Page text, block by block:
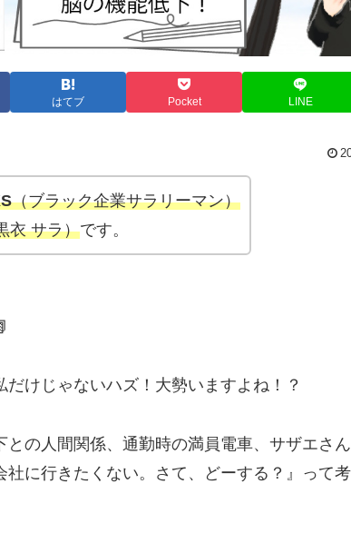
はてブ Pocket LINE
（ブラック企業サラリーマン）
衣 サラ）です。
けじゃないハズ！大勢いますよね！？
の人間関係、通勤時の満員電車、サザエさ
に行きたくない。さて、どーする？』って